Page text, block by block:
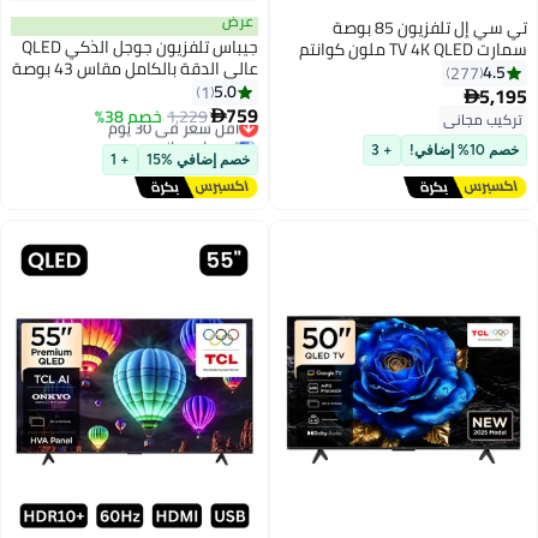
تي سي إل تلفزيون 85 بوصة
سمارت TV 4K QLED ملون كوانتم
ONKYO 2.1 هاي فاي، دولبي
أتموس، MEMC، ماستر الألعاب،
(طراز 2025)
4.5
277
5,195
تركيب مجاني
خصم 10% إضافي! + 3
عرض
جيباس تلفزيون جوجل الذكي QLED
عالي الدقة بالكامل مقاس 43 بوصة
- GLED4325GTQLD، صوت دولبي،
كروم كاست مدمج، واي فاي
وبلوتوث، منفذ HDMI ومنفذ USB
5.0
1
759
1,229خصم 38%أقل سعر في 30 يوم
توصيل مجاني
أقل سعر في 30 يوم
خصم إضافي %15 + 1